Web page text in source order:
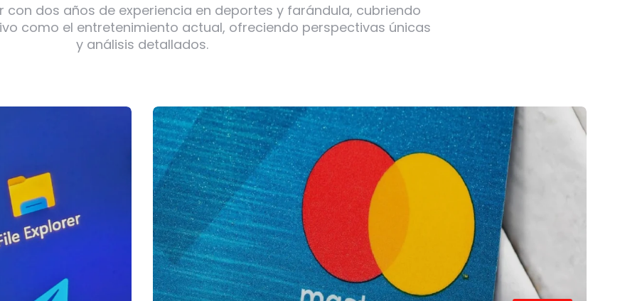
con dos años de experiencia en deportes y farándula, cubriendo
como el entretenimiento actual, ofreciendo perspectivas únicas
y análisis detallados.